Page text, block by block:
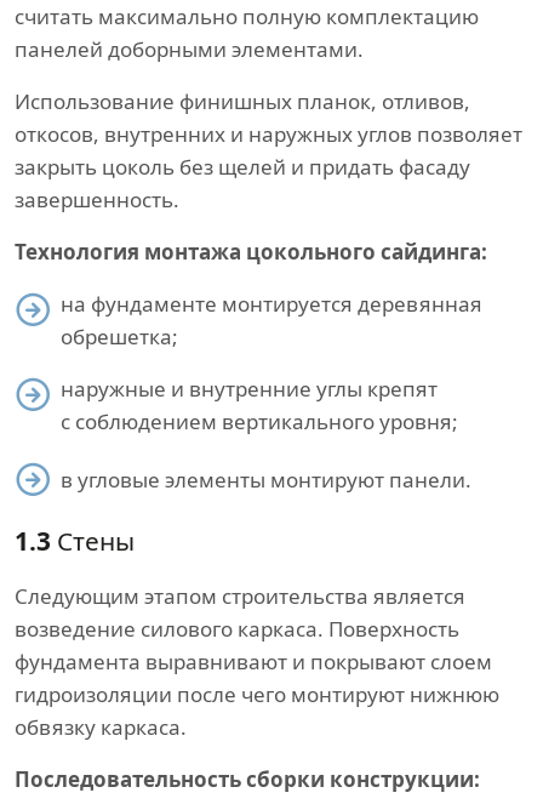
считать максимально полную комплектацию
панелей доборными элементами.
Использование финишных планок, отливов,
откосов, внутренних и наружных углов позволяет
закрыть цоколь без щелей и придать фасаду
завершенность.
Технология монтажа цокольного сайдинга:
на фундаменте монтируется деревянная
обрешетка;
наружные и внутренние углы крепят
с соблюдением вертикального уровня;
в угловые элементы монтируют панели.
1.3 Стены
Следующим этапом строительства является
возведение силового каркаса. Поверхность
фундамента выравнивают и покрывают слоем
гидроизоляции после чего монтируют нижнюю
обвязку каркаса.
Последовательность сборки конструкции: